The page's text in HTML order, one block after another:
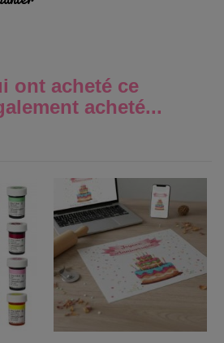
ont acheté ce
acheté...